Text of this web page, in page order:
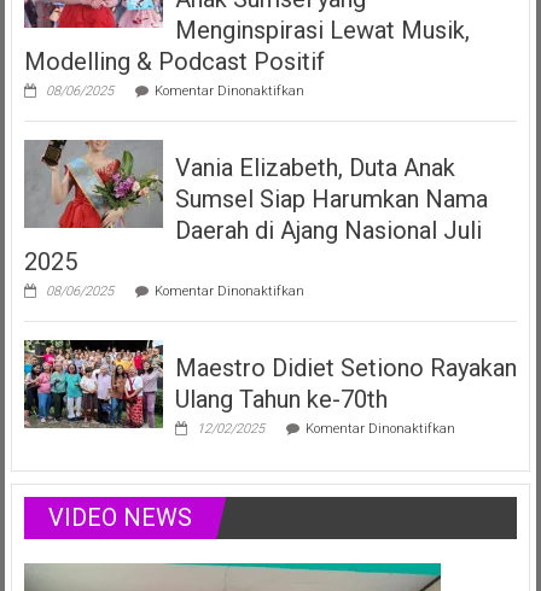
LMK
Produser
Fonogram
Menginspirasi Lewat Musik,
Modelling & Podcast Positif
08/06/2025 Komentar Dinonaktifkan
Elizabeth
Duta
Anak
Sumsel
Menginspirasi
Modelling
Vania Elizabeth, Duta Anak
Sumsel Siap Harumkan Nama
Daerah di Ajang Nasional Juli
2025
08/06/2025 Komentar Dinonaktifkan
Elizabeth,
Anak
Sumsel
Siap
Ajang
Maestro Didiet Setiono Rayakan
Ulang Tahun ke-70th
12/02/2025 Komentar Dinonaktifkan
Rayakan
Tahun
VIDEO NEWS